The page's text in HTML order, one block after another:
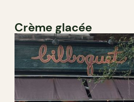
Crème glacée